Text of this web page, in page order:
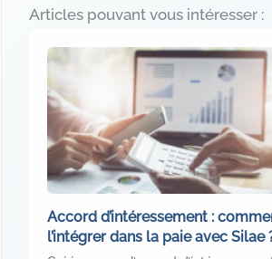
Articles pouvant vous intéresser :
Accord d’intéressement :
l’intégrer dans la paie avec Silae